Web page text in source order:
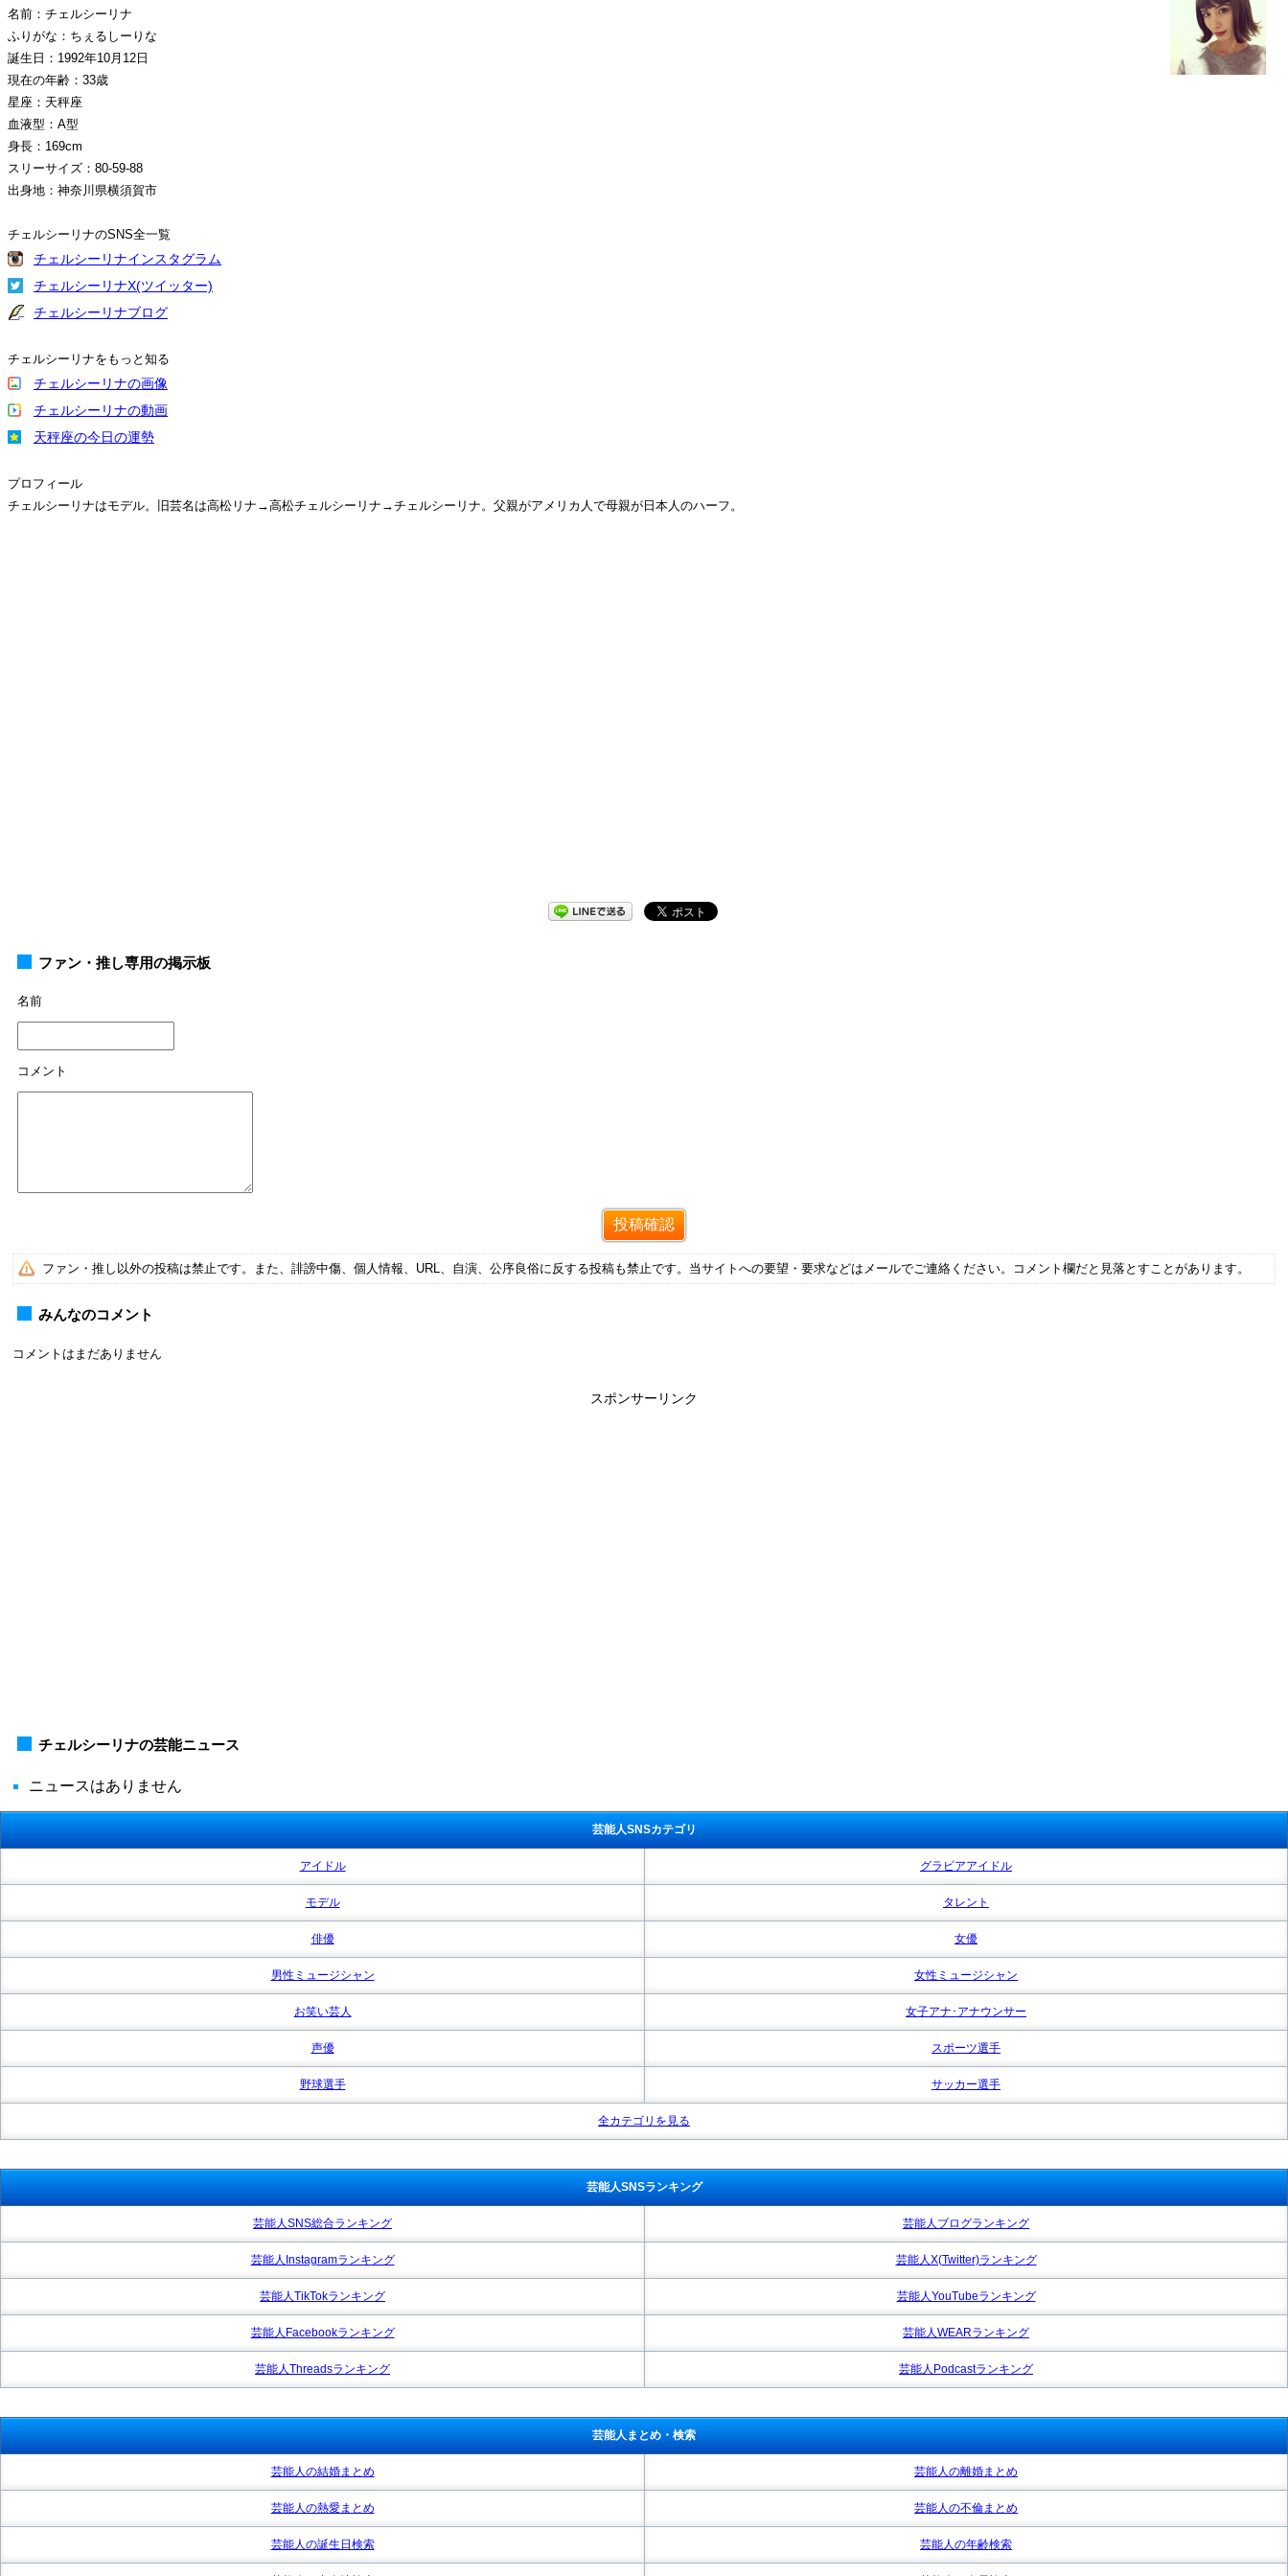
名前：チェルシーリナ
ふりがな：ちぇるしーりな
誕生日：1992年10月12日
現在の年齢：33歳
星座：天秤座
血液型：A型
身長：169cm
スリーサイズ：80-59-88
出身地：神奈川県横須賀市
チェルシーリナのSNS全一覧
チェルシーリナインスタグラム
チェルシーリナX(ツイッター)
チェルシーリナブログ
チェルシーリナをもっと知る
チェルシーリナの画像
チェルシーリナの動画
天秤座の今日の運勢
プロフィール
チェルシーリナはモデル。旧芸名は高松リナ→高松チェルシーリナ→チェルシーリナ。父親がアメリカ人で母親が日本人のハーフ。
ファン・推し専用の掲示板
名前
コメント
ファン・推し以外の投稿は禁止です。また、誹謗中傷、個人情報、URL、自演、公序良俗に反する投稿も禁止です。当サイトへの要望・要求などはメールでご連絡ください。コメント欄だと見落とすことがあります。
みんなのコメント
コメントはまだありません
スポンサーリンク
チェルシーリナの芸能ニュース
ニュースはありません
芸能人SNSカテゴリ
アイドル グラビアアイドル
モデル タレント
俳優 女優
男性ミュージシャン 女性ミュージシャン
お笑い芸人 女子アナ･アナウンサー
声優 スポーツ選手
野球選手 サッカー選手
全カテゴリを見る
芸能人SNSランキング
芸能人SNS総合ランキング 芸能人ブログランキング
芸能人Instagramランキング 芸能人X(Twitter)ランキング
芸能人TikTokランキング 芸能人YouTubeランキング
芸能人Facebookランキング 芸能人WEARランキング
芸能人Threadsランキング 芸能人Podcastランキング
芸能人まとめ・検索
芸能人の結婚まとめ 芸能人の離婚まとめ
芸能人の熱愛まとめ 芸能人の不倫まとめ
芸能人の誕生日検索 芸能人の年齢検索